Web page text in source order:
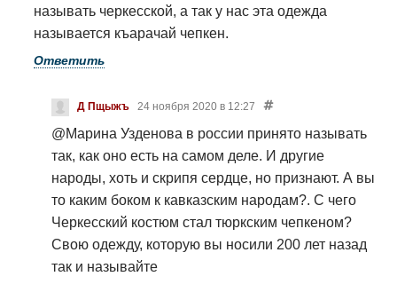
называть черкесской, а так у нас эта одежда
называется къарачай чепкен.
Ответить
Д Пщыжъ 24 ноября 2020 в 12:27
@Марина Узденова в россии принято называть
так, как оно есть на самом деле. И другие
народы, хоть и скрипя сердце, но признают. А вы
то каким боком к кавказским народам?. С чего
Черкесский костюм стал тюркским чепкеном?
Свою одежду, которую вы носили 200 лет назад
так и называйте